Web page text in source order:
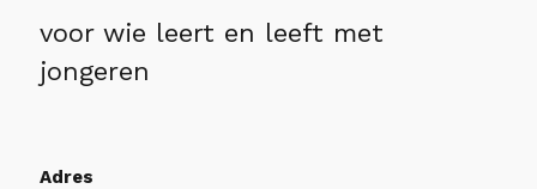
voor wie leert en leeft met
jongeren
Adres